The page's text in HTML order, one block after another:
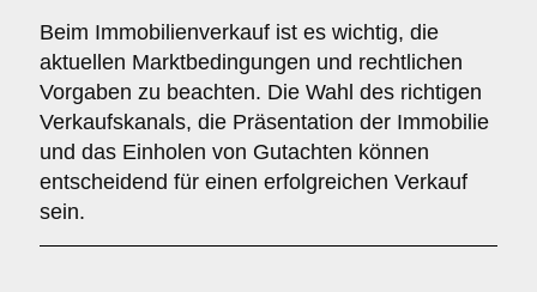
Beim Immobilienverkauf ist es wichtig, die
aktuellen Marktbedingungen und rechtlichen
Vorgaben zu beachten. Die Wahl des richtigen
Verkaufskanals, die Präsentation der Immobilie
und das Einholen von Gutachten können
entscheidend für einen erfolgreichen Verkauf
sein.